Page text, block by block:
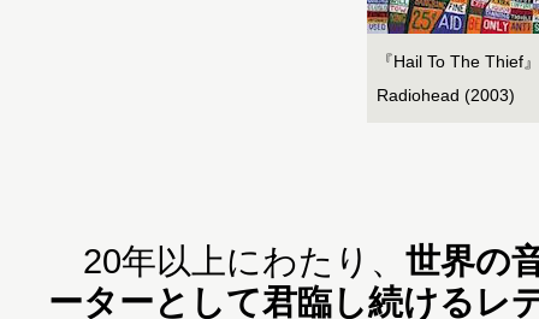
『Hail To The Thief』
Radiohead (2003)
20年以上にわたり、 世界の
ーターとして君臨し続けるレ